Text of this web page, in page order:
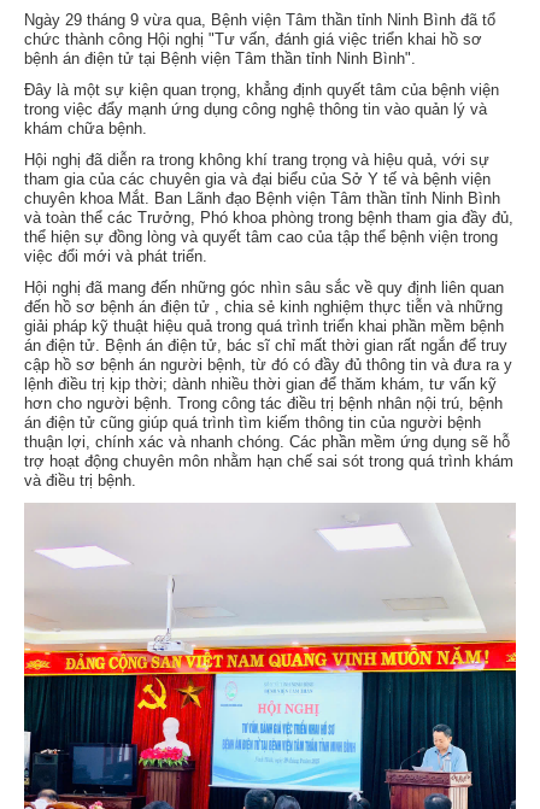
Ngày 29 tháng 9 vừa qua, Bệnh viện Tâm thần tỉnh Ninh Bình đã tổ
chức thành công Hội nghị "Tư vấn, đánh giá việc triển khai hồ sơ
bệnh án điện tử tại Bệnh viện Tâm thần tỉnh Ninh Bình".
Đây là một sự kiện quan trọng, khẳng định quyết tâm của bệnh viện
trong việc đẩy mạnh ứng dụng công nghệ thông tin vào quản lý và
khám chữa bệnh.
Hội nghị đã diễn ra trong không khí trang trọng và hiệu quả, với sự
tham gia của các chuyên gia và đại biểu của Sở Y tế và bệnh viện
chuyên khoa Mắt. Ban Lãnh đạo Bệnh viện Tâm thần tỉnh Ninh Bình
và toàn thể các Trưởng, Phó khoa phòng trong bệnh tham gia đầy đủ,
thể hiện sự đồng lòng và quyết tâm cao của tập thể bệnh viện trong
việc đổi mới và phát triển.
Hội nghị đã mang đến những góc nhìn sâu sắc về quy định liên quan
đến hồ sơ bệnh án điện tử , chia sẻ kinh nghiệm thực tiễn và những
giải pháp kỹ thuật hiệu quả trong quá trình triển khai phần mềm bệnh
án điện tử. Bệnh án điện tử, bác sĩ chỉ mất thời gian rất ngắn để truy
cập hồ sơ bệnh án người bệnh, từ đó có đầy đủ thông tin và đưa ra y
lệnh điều trị kịp thời; dành nhiều thời gian để thăm khám, tư vấn kỹ
hơn cho người bệnh. Trong công tác điều trị bệnh nhân nội trú, bệnh
án điện tử cũng giúp quá trình tìm kiếm thông tin của người bệnh
thuận lợi, chính xác và nhanh chóng. Các phần mềm ứng dụng sẽ hỗ
trợ hoạt động chuyên môn nhằm hạn chế sai sót trong quá trình khám
và điều trị bệnh.